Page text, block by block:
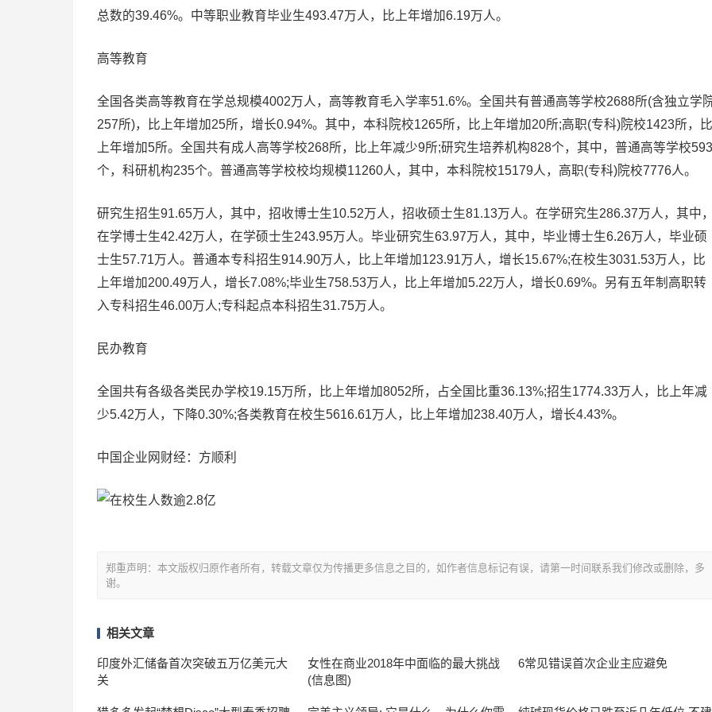
总数的39.46%。中等职业教育毕业生493.47万人，比上年增加6.19万人。
高等教育
全国各类高等教育在学总规模4002万人，高等教育毛入学率51.6%。全国共有普通高等学校2688所(含独立学
257所)，比上年增加25所，增长0.94%。其中，本科院校1265所，比上年增加20所;高职(专科)院校1423所，比
上年增加5所。全国共有成人高等学校268所，比上年减少9所;研究生培养机构828个，其中，普通高等学校593
个，科研机构235个。普通高等学校校均规模11260人，其中，本科院校15179人，高职(专科)院校7776人。
研究生招生91.65万人，其中，招收博士生10.52万人，招收硕士生81.13万人。在学研究生286.37万人，其中，
在学博士生42.42万人，在学硕士生243.95万人。毕业研究生63.97万人，其中，毕业博士生6.26万人，毕业硕
士生57.71万人。普通本专科招生914.90万人，比上年增加123.91万人，增长15.67%;在校生3031.53万人，比
上年增加200.49万人，增长7.08%;毕业生758.53万人，比上年增加5.22万人，增长0.69%。另有五年制高职转
入专科招生46.00万人;专科起点本科招生31.75万人。
民办教育
全国共有各级各类民办学校19.15万所，比上年增加8052所，占全国比重36.13%;招生1774.33万人，比上年减
少5.42万人，下降0.30%;各类教育在校生5616.61万人，比上年增加238.40万人，增长4.43%。
中国企业网财经：方顺利
郑重声明：本文版权归原作者所有，转载文章仅为传播更多信息之目的，如作者信息标记有误，请第一时间联系我们修改或删除，多
谢。
相关文章
印度外汇储备首次突破五万亿美元大
关
女性在商业2018年中面临的最大挑战
(信息图)
6常见错误首次企业主应避免